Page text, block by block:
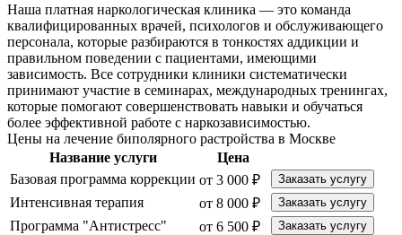
Наша платная наркологическая клиника — это команда
квалифицированных врачей, психологов и обслуживающего
персонала, которые разбираются в тонкостях аддикции и
правильном поведении с пациентами, имеющими
зависимость. Все сотрудники клиники систематически
принимают участие в семинарах, международных тренингах,
которые помогают совершенствовать навыки и обучаться
более эффективной работе с наркозависимостью.
Цены на лечение биполярного растройства в Москве
Название услуги
Цена
Базовая программа коррекции от 3 000 ₽ Заказать услугу
Интенсивная терапия от 8 000 ₽ Заказать услугу
Программа "Антистресс" от 6 500 ₽ Заказать услугу